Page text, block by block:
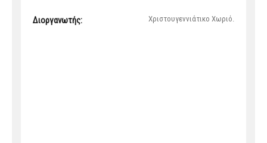
Διοργανωτής: Χριστουγεννιάτικο Χωριό.